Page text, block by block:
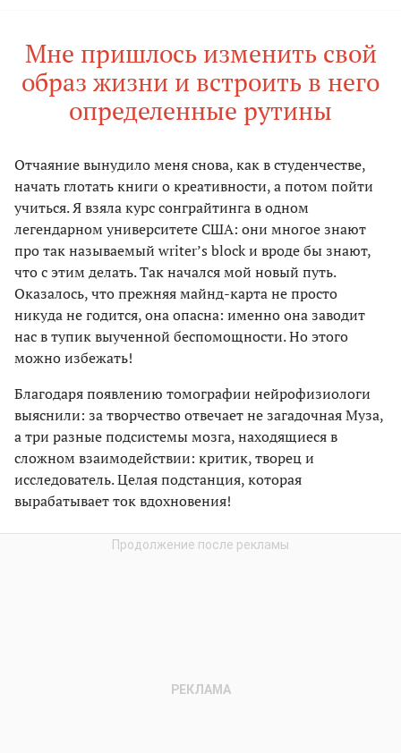
Мне пришлось изменить свой
образ жизни и встроить в него
определенные рутины
Отчаяние вынудило меня снова, как в студенчестве,
начать глотать книги о креативности, а потом пойти
учиться. Я взяла курс сонграйтинга в одном
легендарном университете США: они многое знают
про так называемый writer’s block и вроде бы знают,
что с этим делать. Так начался мой новый путь.
Оказалось, что прежняя майнд-карта не просто
никуда не годится, она опасна: именно она заводит
нас в тупик выученной беспомощности. Но этого
можно избежать!
Благодаря появлению томографии нейрофизиологи
выяснили: за творчество отвечает не загадочная Муза,
а три разные подсистемы мозга, находящиеся в
сложном взаимодействии: критик, творец и
исследователь. Целая подстанция, которая
вырабатывает ток вдохновения!